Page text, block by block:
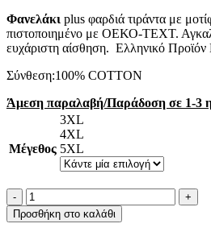
Φανελάκι plus φαρδιά τιράντα με
πιστοποιημένο με ΟΕΚΟ-ΤΕΧΤ.
ευχάριστη αίσθηση. Ελληνικό
Σύνθεση:100% COTTON
Άμεση παραλαβή/Παράδοση σε 1-3
Μέγεθος
3XL
4XL
5XL
A.A
UNDERWEAR
Φανελάκι
Προσθήκη στο καλάθι